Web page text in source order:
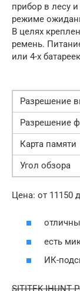
прибор в лесу
режиме
В целях
ремень.
или 4-х
Разрешение
Разрешение
Карта памяти
Угол обзора
Цена: от 11150
есть
ИК-
SITITEK IHUNT